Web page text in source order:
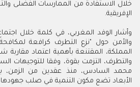
خلال الاستفادة من الممارسات الفضلى
الإفريقية.
وأشار الوفد المغربي، في كلمة خلال
والأمن حول "نزع التطرف كرافعة
المملكة، المقتنعة بأهمية اعتماد مقاربة
والتطرف، التزمت بقوة، وفقا للتوجيهات
محمد السادس، منذ عقدين من الزمن،
الأبعاد تضع مكون التنمية في صلب جهودها